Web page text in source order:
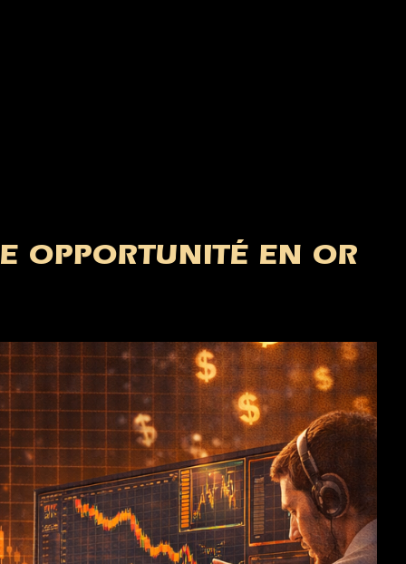
OPPORTUNITÉ EN OR